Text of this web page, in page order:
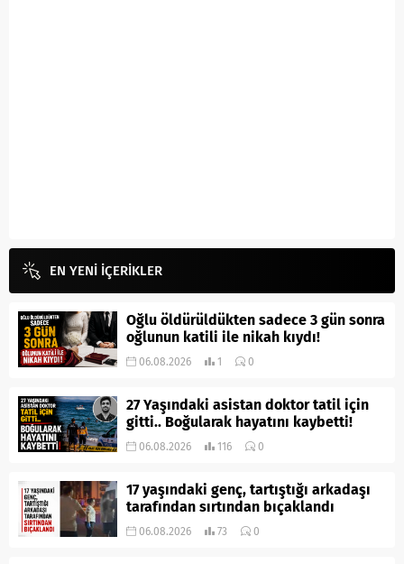
EN YENİ İÇERİKLER
Oğlu öldürüldükten sadece 3 gün sonra
oğlunun katili ile nikah kıydı!
06.08.2026 1 0
27 Yaşındaki asistan doktor tatil için
gitti.. Boğularak hayatını kaybetti!
06.08.2026 116 0
17 yaşındaki genç, tartıştığı arkadaşı
tarafından sırtından bıçaklandı
06.08.2026 73 0